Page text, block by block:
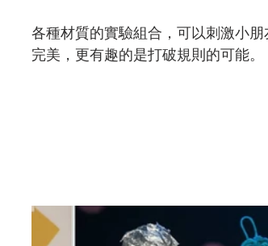
各種材質的實驗組合，可以刺激小
完美，更有趣的是打破規則的可能。